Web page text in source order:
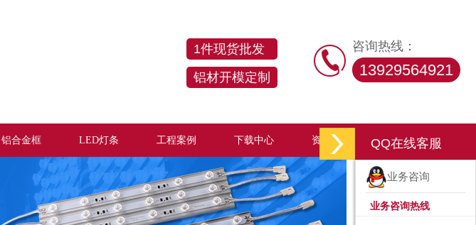
1件现货批发
铝材开模定制
咨询热线：
13929564921
铝合金框 LED灯条 工程案例 下载中心 资讯中心 联系汇百美
QQ在线客服
业务咨询
业务咨询热线